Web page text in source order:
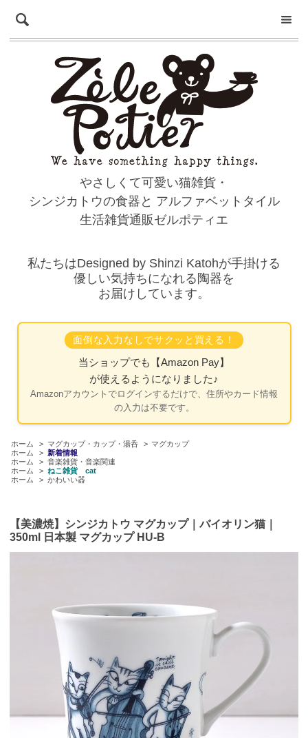
やさしくて可愛い猫雑貨・
シンジカトウの食器と アルファベットタイル
生活雑貨通販ゼルポティエ
私たちはDesigned by Shinzi Katohが手掛ける
優しい気持ちになれる陶器を
お届けしています。
面倒な入力なしでサクッと買える！
当ショップでも
【Amazon Pay】
が使えるようになりました♪
Amazonアカウントでログインするだけで、住所やカード情報
の入力は不要です。
ホーム > マグカップ・カップ・湯呑 > マグカップ
ホーム
> 新着情報
ホーム
> 音楽雑貨・音楽関連
ホーム
> ねこ雑貨 cat
ホーム
> かわいい器
【美濃焼】シンジカトウ マグカップ｜バイオリン猫｜
350ml 日本製 マグカップ HU-B